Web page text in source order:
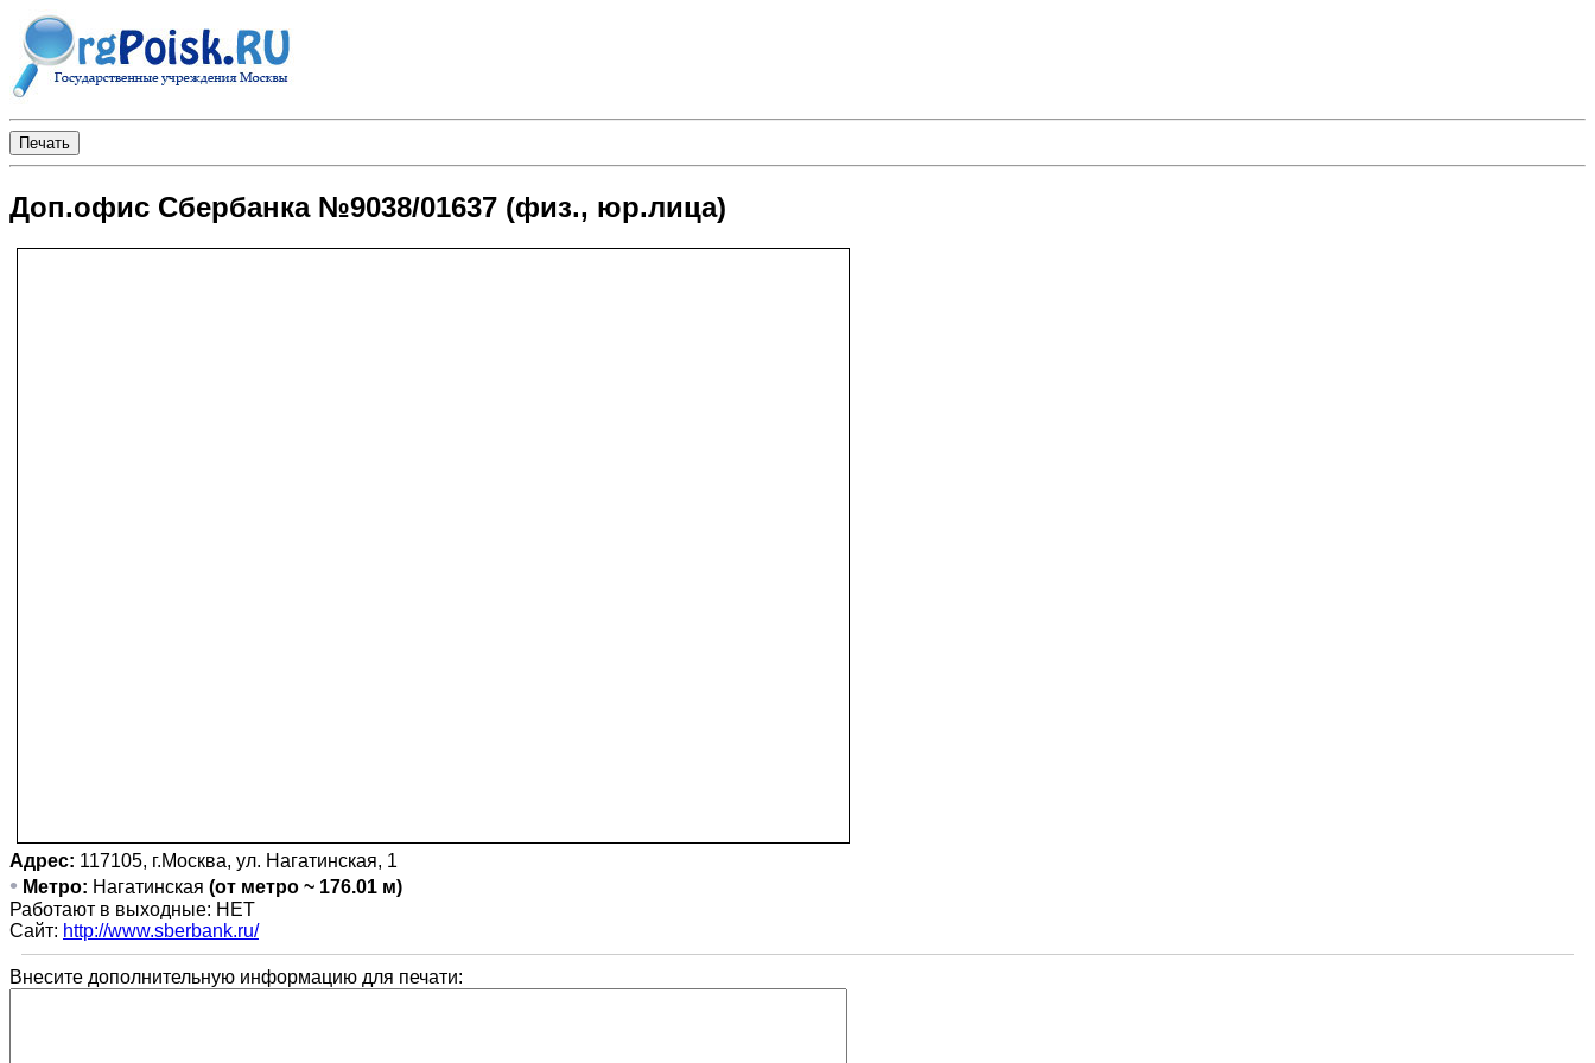
Доп.офис Сбербанка №9038/01637 (физ., юр.лица)
Адрес: 117105, г.Москва, ул. Нагатинская, 1
• Метро: Нагатинская (от метро ~ 176.01 м)
Работают в выходные: НЕТ
Сайт: http://www.sberbank.ru/
Внесите дополнительную информацию для печати: